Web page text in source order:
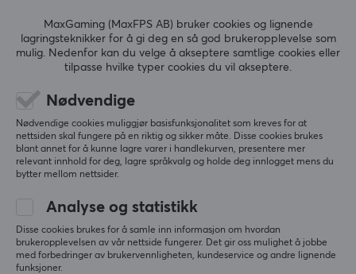
Basert på 0 vurderinger
5
3
1
0%
SKRIV ANMELDELSE
Mer fra vårt fellesskap
MaxGaming (MaxFPS AB) bruker cookies og lignende
lagringsteknikker for å gi deg en så god brukeropplevelse som
mulig. Nedenfor kan du velge å akseptere samtlige cookies eller
tilpasse hvilke typer cookies du vil akseptere.
Nødvendige
Nødvendige cookies muliggjør basisfunksjonalitet som kreves for at
nettsiden skal fungere på en riktig og sikker måte. Disse cookies brukes
blant annet for å kunne lagre varer i handlekurven, presentere mer
relevant innhold for deg, lagre språkvalg og holde deg innlogget mens du
bytter mellom nettsider.
Analyse og statistikk
Disse cookies brukes for å samle inn informasjon om hvordan
brukeropplevelsen av vår nettside fungerer. Det gir oss mulighet å jobbe
med forbedringer av brukervennligheten, kundeservice og andre lignende
funksjoner.